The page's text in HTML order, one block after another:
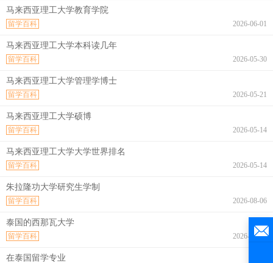
马来西亚理工大学教育学院
2026-06-01
留学百科
马来西亚理工大学本科读几年
2026-05-30
留学百科
马来西亚理工大学管理学博士
2026-05-21
留学百科
马来西亚理工大学硕博
2026-05-14
留学百科
马来西亚理工大学大学世界排名
2026-05-14
留学百科
朱拉隆功大学研究生学制
2026-08-06
留学百科
泰国的西那瓦大学
2026-08-06
留学百科
在泰国留学专业